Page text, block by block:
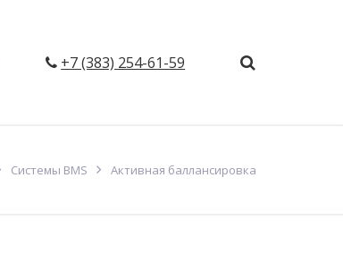
+7 (383) 254-61-59
Системы BMS Активная баллансировка